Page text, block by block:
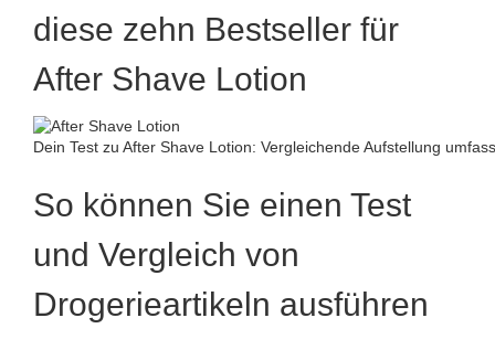
diese zehn Bestseller für
After Shave Lotion
Dein Test zu After Shave Lotion: Vergleichende Aufstellung
So können Sie einen Test
und Vergleich von
Drogerieartikeln ausführen